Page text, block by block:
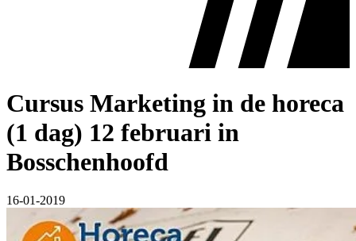
Cursus Marketing in de horeca
(1 dag) 12 februari in
Bosschenhoofd
16-01-2019